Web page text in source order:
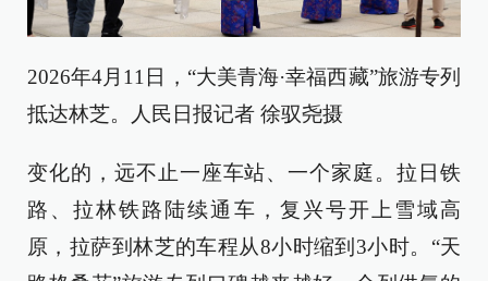
2026年4月11日，“大美青海·幸福西藏”旅游专列
抵达林芝。人民日报记者 徐驭尧摄
变化的，远不止一座车站、一个家庭。拉日铁
路、拉林铁路陆续通车，复兴号开上雪域高
原，拉萨到林芝的车程从8小时缩到3小时。“天